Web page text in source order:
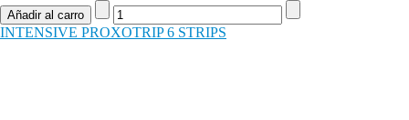
INTENSIVE PROXOTRIP 6 STRIPS